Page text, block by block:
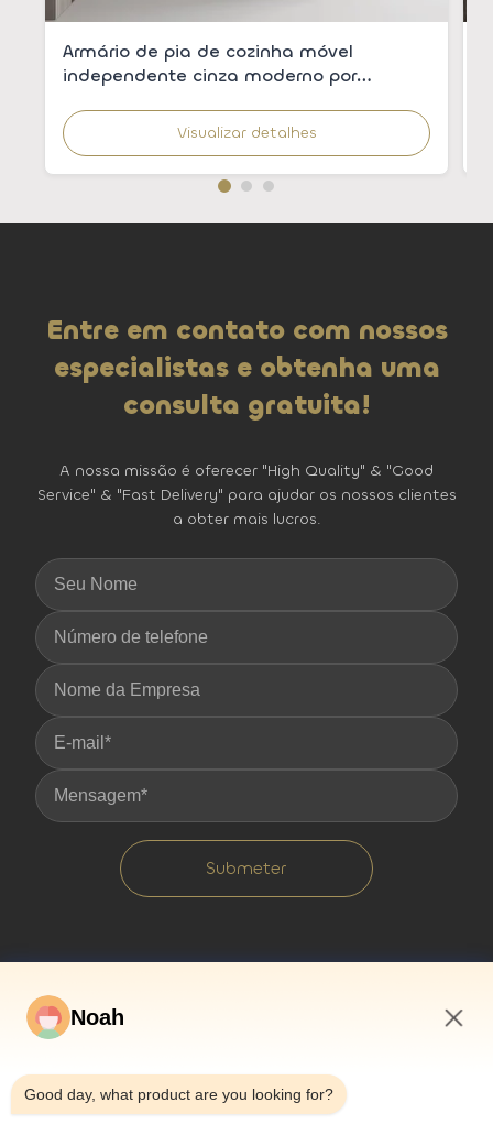
Armário de pia de cozinha móvel
independente cinza moderno por
apartamentosVisualizar detalhes
Entre em contato com nossos
especialistas e obtenha uma
consulta gratuita!
A nossa missão é oferecer "High Quality" & "Good
Service" & "Fast Delivery" para ajudar os nossos clientes
a obter mais lucros.
Submeter
Noah
Good day, what product are you looking for?